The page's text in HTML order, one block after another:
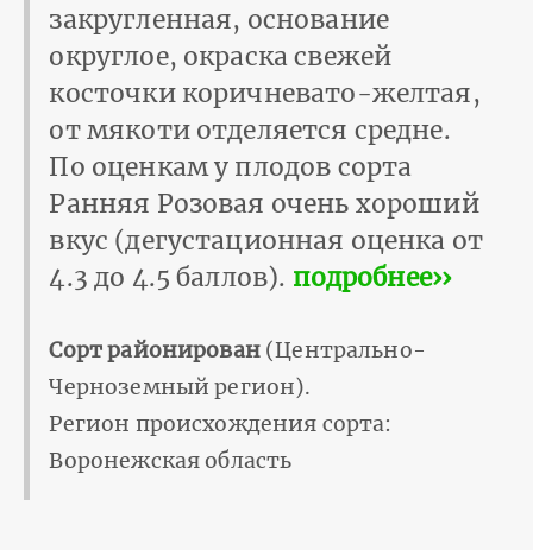
закругленная, основание
округлое, окраска свежей
косточки коричневато-желтая,
от мякоти отделяется средне.
По оценкам у плодов сорта
Ранняя Розовая очень хороший
вкус (дегустационная оценка от
4.3 до 4.5 баллов). подробнее››
Сорт районирован(Центрально-
Черноземный регион).
Регион происхождения сорта:
Воронежская область